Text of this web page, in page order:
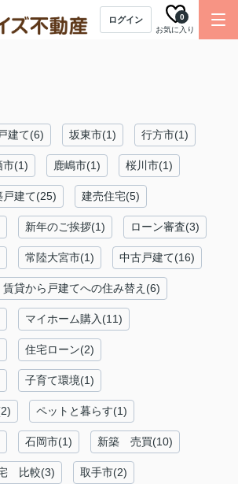
ログイン
お気に入り
0
建て(6) 坂東市(1) 行方市(1)
市(1) 鹿嶋市(1) 桜川市(1)
戸建て(25) 建売住宅(5)
新年のご挨拶(1) ローン審査(3)
常陸大宮市(1) 中古戸建て(16)
賃貸から戸建てへの住み替え(6)
マイホーム購入(11)
住宅ローン(2)
子育て環境(1)
ペットと暮らす(1)
石岡市(1) 新築 売買(10)
比較(3) 取手市(2)